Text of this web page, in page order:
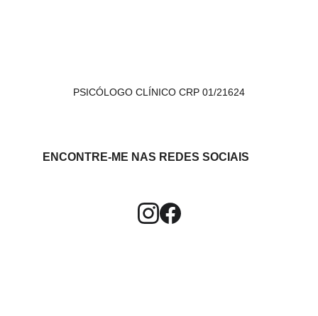
PSICÓLOGO CLÍNICO CRP 01/21624
ENCONTRE-ME NAS REDES SOCIAIS